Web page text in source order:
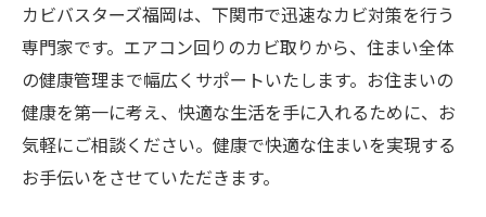
カビバスターズ福岡は、下関市で迅速なカビ対策を行う
専門家です。エアコン回りのカビ取りから、住まい全体
の健康管理まで幅広くサポートいたします。お住まいの
健康を第一に考え、快適な生活を手に入れるために、お
気軽にご相談ください。健康で快適な住まいを実現する
お手伝いをさせていただきます。